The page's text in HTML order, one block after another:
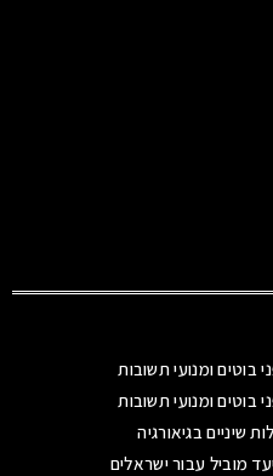
שיניים בגיאורגיה
מוביל עבור ישראלים